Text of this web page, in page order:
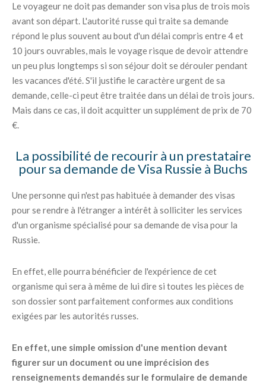
Le voyageur ne doit pas demander son visa plus de trois mois
avant son départ. L'autorité russe qui traite sa demande
répond le plus souvent au bout d'un délai compris entre 4 et
10 jours ouvrables, mais le voyage risque de devoir attendre
un peu plus longtemps si son séjour doit se dérouler pendant
les vacances d'été. S'il justifie le caractère urgent de sa
demande, celle-ci peut être traitée dans un délai de trois jours.
Mais dans ce cas, il doit acquitter un supplément de prix de 70
€.
La possibilité de recourir à un prestataire
pour sa demande de Visa Russie à Buchs
Une personne qui n'est pas habituée à demander des visas
pour se rendre à l'étranger a intérêt à solliciter les services
d'un organisme spécialisé pour sa demande de visa pour la
Russie.
En effet, elle pourra bénéficier de l'expérience de cet
organisme qui sera à même de lui dire si toutes les pièces de
son dossier sont parfaitement conformes aux conditions
exigées par les autorités russes.
En effet, une simple omission d'une mention devant
figurer sur un document ou une imprécision des
renseignements demandés sur le formulaire de demande